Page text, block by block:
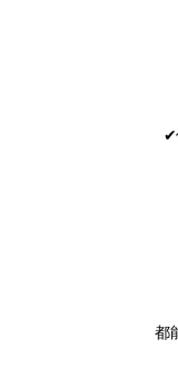
✔
都